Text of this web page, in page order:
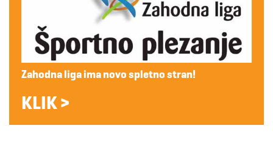
Zahodna liga ima novo spletno stran!
KLIK >